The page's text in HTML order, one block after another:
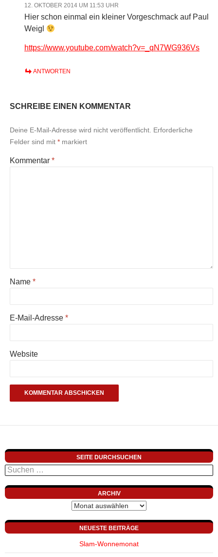
12. OKTOBER 2014 UM 11:53 UHR
Hier schon einmal ein kleiner Vorgeschmack auf Paul
Weigl
https://www.youtube.com/watch?v=_qN7WG936Vs
ANTWORTEN
SCHREIBE EINEN KOMMENTAR
Deine E-Mail-Adresse wird nicht veröffentlicht. Erforderliche
Felder sind mit * markiert
Kommentar *
Name *
E-Mail-Adresse *
Website
SEITE DURCHSUCHEN
Suchen
nach:
ARCHIV
Archiv
NEUESTE BEITRÄGE
Slam-Wonnemonat